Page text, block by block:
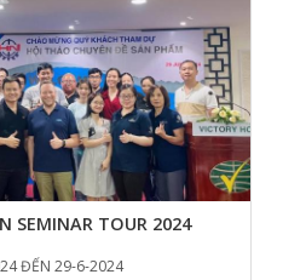
SEMINAR TOUR 2024
ĐẾN 29-6-2024